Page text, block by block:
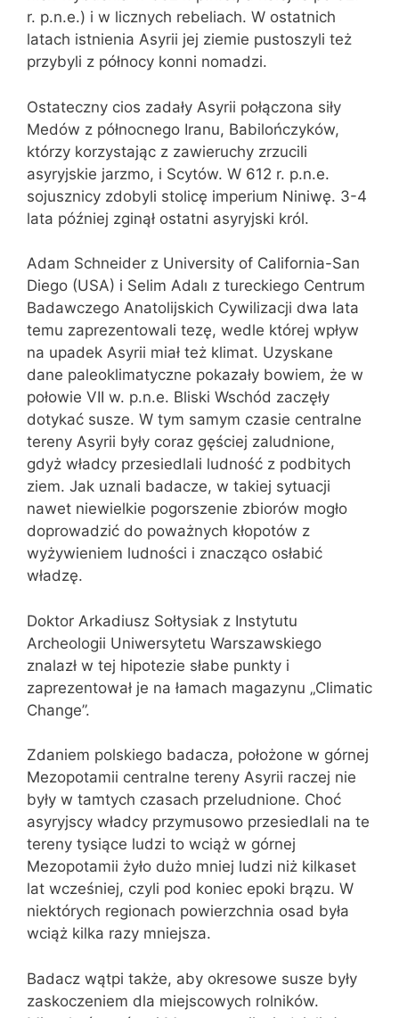
r. p.n.e.) i w licznych rebeliach. W ostatnich
latach istnienia Asyrii jej ziemie pustoszyli też
przybyli z północy konni nomadzi.
Ostateczny cios zadały Asyrii połączona siły
Medów z północnego Iranu, Babilończyków,
którzy korzystając z zawieruchy zrzucili
asyryjskie jarzmo, i Scytów. W 612 r. p.n.e.
sojusznicy zdobyli stolicę imperium Niniwę. 3-4
lata później zginął ostatni asyryjski król.
Adam Schneider z University of California-San
Diego (USA) i Selim Adalı z tureckiego Centrum
Badawczego Anatolijskich Cywilizacji dwa lata
temu zaprezentowali tezę, wedle której wpływ
na upadek Asyrii miał też klimat. Uzyskane
dane paleoklimatyczne pokazały bowiem, że w
połowie VII w. p.n.e. Bliski Wschód zaczęły
dotykać susze. W tym samym czasie centralne
tereny Asyrii były coraz gęściej zaludnione,
gdyż władcy przesiedlali ludność z podbitych
ziem. Jak uznali badacze, w takiej sytuacji
nawet niewielkie pogorszenie zbiorów mogło
doprowadzić do poważnych kłopotów z
wyżywieniem ludności i znacząco osłabić
władzę.
Doktor Arkadiusz Sołtysiak z Instytutu
Archeologii Uniwersytetu Warszawskiego
znalazł w tej hipotezie słabe punkty i
zaprezentował je na łamach magazynu „Climatic
Change”.
Zdaniem polskiego badacza, położone w górnej
Mezopotamii centralne tereny Asyrii raczej nie
były w tamtych czasach przeludnione. Choć
asyryjscy władcy przymusowo przesiedlali na te
tereny tysiące ludzi to wciąż w górnej
Mezopotamii żyło dużo mniej ludzi niż kilkaset
lat wcześniej, czyli pod koniec epoki brązu. W
niektórych regionach powierzchnia osad była
wciąż kilka razy mniejsza.
Badacz wątpi także, aby okresowe susze były
zaskoczeniem dla miejscowych rolników.